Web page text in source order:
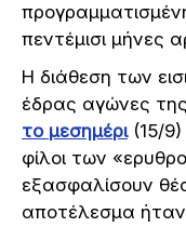
πεντέμισι μήνες
Η διάθεση των
έδρας αγώνες
το μεσημέρι(15/9)
φίλοι των
εξασφαλίσουν
αποτέλεσμα